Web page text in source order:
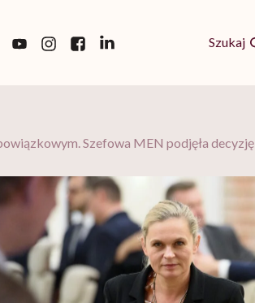
Szukaj
Szefowa MEN podjęła decyzję